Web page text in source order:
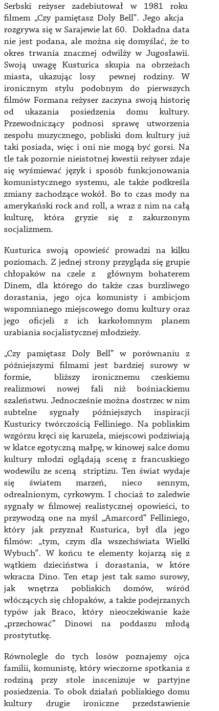
Serbski reżyser zadebiutował w 1981 roku
filmem „Czy pamiętasz Doly Bell”. Jego akcja
rozgrywa się w Sarajewie lat 60. Dokładna data
nie jest podana, ale można się domyślać, że to
okres trwania znacznej odwilży w Jugosławii.
Swoją uwagę Kusturica skupia na obrzeżach
miasta, ukazując losy pewnej rodziny. W
ironicznym stylu podobnym do pierwszych
filmów Formana reżyser zaczyna swoją historię
od ukazania posiedzenia domu kultury.
Przewodniczący podnosi sprawę utworzenia
zespołu muzycznego, pobliski dom kultury już
taki posiada, więc i oni nie mogą być gorsi. Na
tle tak pozornie nieistotnej kwestii reżyser zdaje
się wyśmiewać język i sposób funkcjonowania
komunistycznego systemu, ale także podkreśla
zmiany zachodzące wokół. Bo to czas mody na
amerykański rock and roll, a wraz z nim na całą
kulturę, która gryzie się z zakurzonym
socjalizmem.
Kusturica swoją opowieść prowadzi na kilku
poziomach. Z jednej strony przygląda się grupie
chłopaków na czele z głównym bohaterem
Dinem, dla którego do także czas burzliwego
dorastania, jego ojca komunisty i ambicjom
wspomnianego miejscowego domu kultury oraz
jego oficjeli z ich karkołomnym planem
urabiania socjalistycznej młodzieży.
„Czy pamiętasz Doly Bell” w porównaniu z
późniejszymi filmami jest bardziej surowy w
formie, bliższy ironicznemu czeskiemu
realizmowi nowej fali niż bośniackiemu
szaleństwu. Jednocześnie można dostrzec w nim
subtelne sygnały późniejszych inspiracji
Kusturicy twórczością Felliniego. Na pobliskim
wzgórzu kręci się karuzela, miejscowi podziwiają
w klatce egotyczną małpę, w kinowej salce domu
kultury młodzi oglądają scenę z francuskiego
wodewilu ze sceną striptizu. Ten świat wydaje
się światem marzeń, nieco sennym,
odrealnionym, cyrkowym. I chociaż to zaledwie
sygnały w filmowej realistycznej opowieści, to
przywodzą one na myśl „Amarcord” Felliniego,
który jak przyznał Kusturica, był dla jego
filmów: „tym, czym dla wszechświata Wielki
Wybuch”. W końcu te elementy kojarzą się z
wątkiem dzieciństwa i dorastania, w które
wkracza Dino. Ten etap jest tak samo surowy,
jak wnętrza pobliskich domów, wśród
włóczących się chłopaków, a także podejrzanych
typów jak Braco, który nieoczekiwanie każe
„przechować” Dinowi na poddaszu młodą
prostytutkę.
Równolegle do tych losów poznajemy ojca
familii, komunistę, który wieczorne spotkania z
rodziną przy stole inscenizuje w partyjne
posiedzenia. To obok działań pobliskiego domu
kultury drugie ironiczne przedstawienie